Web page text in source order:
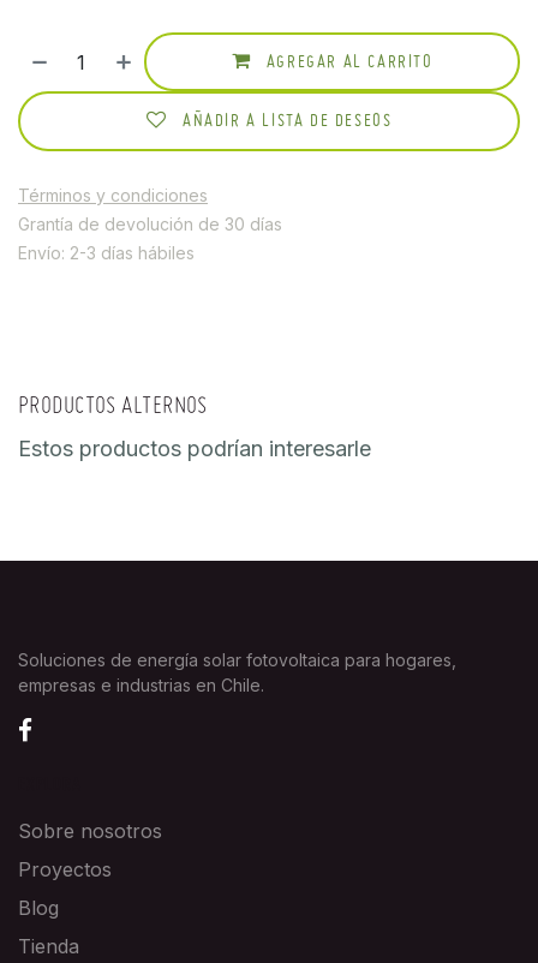
AGREGAR AL CARRITO
AÑADIR A LISTA DE DESEOS
Términos y condiciones
Grantía de devolución de 30 días
Envío: 2-3 días hábiles
PRODUCTOS ALTERNOS
Estos productos podrían interesarle
Soluciones de energía solar fotovoltaica para hogares,
empresas e industrias en Chile.
Sobre nosotros
Proyectos
Blog
Tienda